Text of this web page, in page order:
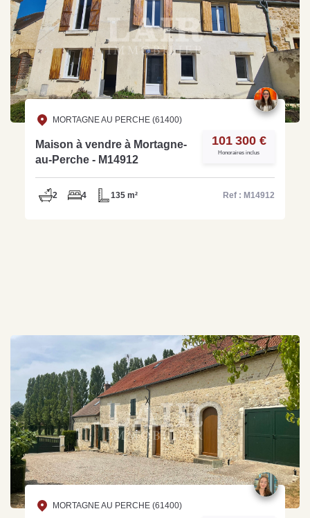
MORTAGNE AU PERCHE (61400)
Maison à vendre à Mortagne-
au-Perche - M14912
101 300 €
Honoraires inclus
2 4 135 m² Ref : M14912
MORTAGNE AU PERCHE (61400)